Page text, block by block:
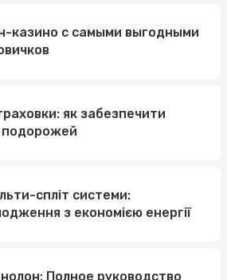
казино с самыми выгодными
як забезпечити
подорожей
спліт системи:
з економією енергії
Полное руководство